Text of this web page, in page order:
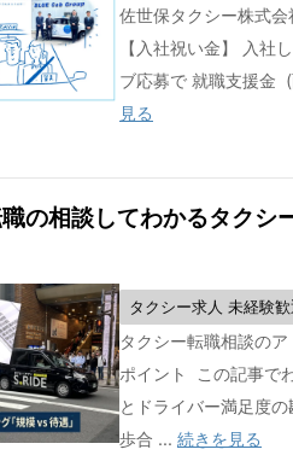
佐世保タクシー株式
【入社祝い金】 入社
ブ応募で 就職支援金
見る
の相談してわかるタクシ
タクシー求人 未経験歓
タクシー転職相談の
ポイント この記事で
とドライバー満足度
歩合 ... 続きを見る